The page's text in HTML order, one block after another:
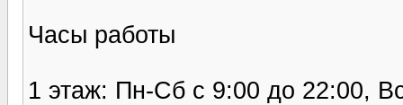
Часы работы
1 этаж: Пн-Сб с 9:00 до 22:00,